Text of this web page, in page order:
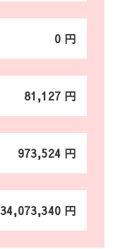
0 円
81,127 円
973,524 円
34,073,340 円